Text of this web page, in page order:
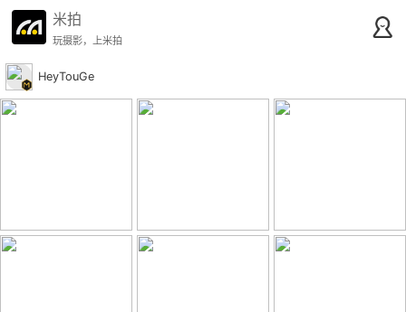
米拍
玩摄影，上米拍
HeyTouGe